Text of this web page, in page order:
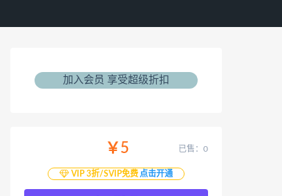
加入会员 享受超级折扣
￥5
VIP 3折/SVIP免费 点击开通
已售：0